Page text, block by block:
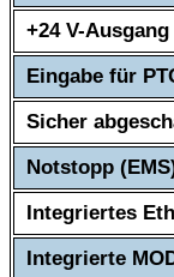
+24 V-Ausgang
Eingabe für
Sicher
Notstopp
Integriertes
Integrierte